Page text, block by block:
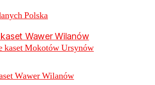
Polska
Wawer Wilanów
kaset Mokotów Ursynów
Wawer Wilanów